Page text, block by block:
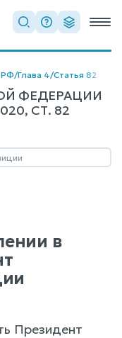
РФ/Глава 4/Статья 82
ФЕДЕРАЦИИ
СТ. 82
в
Президент